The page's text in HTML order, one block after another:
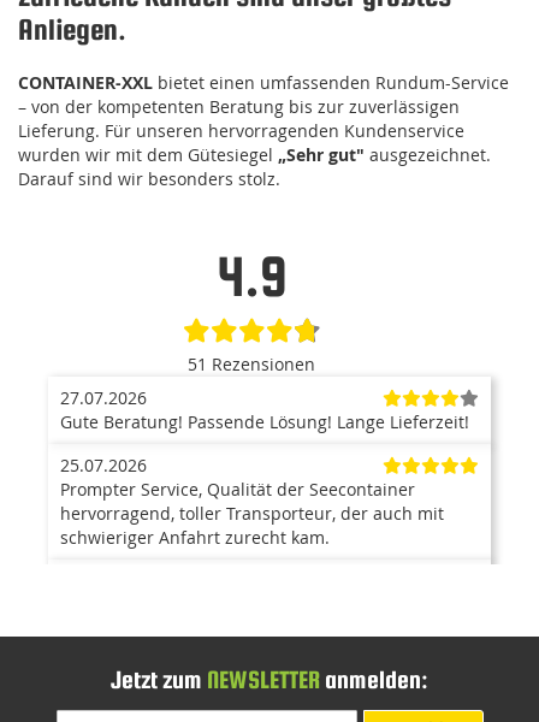
Anliegen.
CONTAINER-XXL bietet einen umfassenden Rundum-Service
– von der kompetenten Beratung bis zur zuverlässigen
Lieferung. Für unseren hervorragenden Kundenservice
wurden wir mit dem Gütesiegel „Sehr gut" ausgezeichnet.
Darauf sind wir besonders stolz.
4.9
51 Rezensionen
27.07.2026
Gute Beratung! Passende Lösung! Lange Lieferzeit!
25.07.2026
Prompter Service, Qualität der Seecontainer
hervorragend, toller Transporteur, der auch mit
schwieriger Anfahrt zurecht kam.
sehr einfach. Kann ich nur weiterempfehlen. Bin
Jetzt zum NEWSLETTER anmelden: